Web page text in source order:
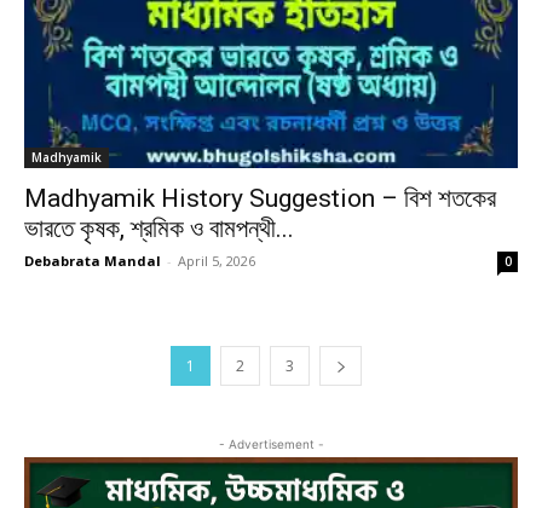
Madhyamik
Madhyamik History Suggestion – বিশ শতকের
ভারতে কৃষক, শ্রমিক ও বামপন্থী...
Debabrata Mandal - April 5, 2026 0
1 2 3
- Advertisement -